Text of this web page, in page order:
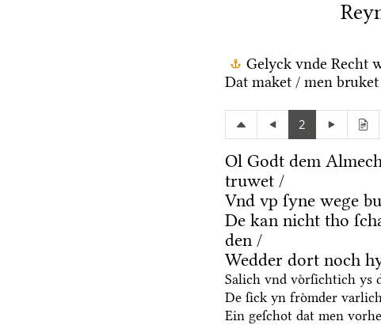
Gelyck vnde Recht
Dat maket / men
2
Ol Godt dem
truwet /
Vnd vp ſyne wege
De kan nicht tho
den /
Wedder dort noch
Salich vnd voͤrſichtich ys
De ſick yn froͤmder
Ein geſchot dat men